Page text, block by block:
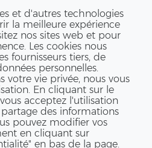
et d'autres technologies
la meilleure expérience
nos sites web et pour
Les cookies nous
fournisseurs tiers, de
personnelles.
votre vie privée, nous vous
En cliquant sur le
acceptez l'utilisation
des informations
pouvez modifier vos
en cliquant sur
en bas de la page.
​Award 2017. Le
du bois. Le toit du
une struc­tu­re de bois
in­dus­tri­el­le